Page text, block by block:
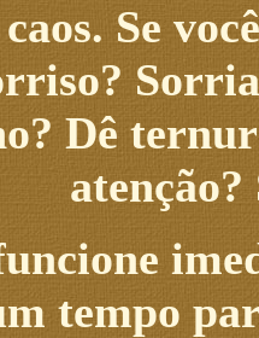
Se
Dê
tempo